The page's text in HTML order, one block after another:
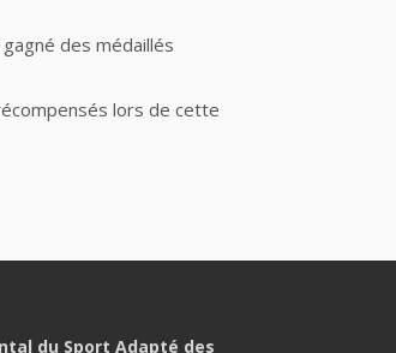
des médaillés
lors de cette
du Sport Adapté des